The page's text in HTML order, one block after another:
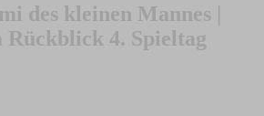
des kleinen Mannes |
Rückblick 4. Spieltag